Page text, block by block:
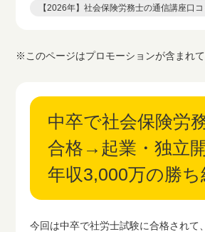
【2026年】社会保険労務士の通信講座口
※このページはプロモーションが含まれて
中卒で社会保険労
合格→起業・独立
年収3,000万の勝ち
今回は中卒で社労士試験に合格されて